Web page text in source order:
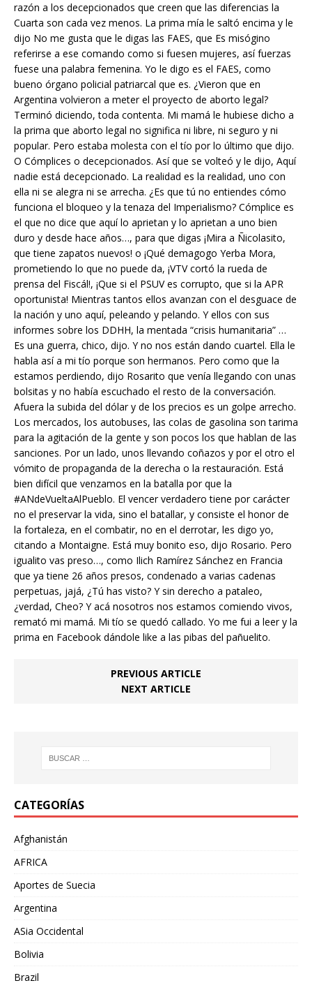
razón a los decepcionados que creen que las diferencias la
Cuarta son cada vez menos. La prima mía le saltó encima y le
dijo No me gusta que le digas las FAES, que Es misógino
referirse a ese comando como si fuesen mujeres, así fuerzas
fuese una palabra femenina. Yo le digo es el FAES, como
bueno órgano policial patriarcal que es. ¿Vieron que en
Argentina volvieron a meter el proyecto de aborto legal?
Terminó diciendo, toda contenta. Mi mamá le hubiese dicho a
la prima que aborto legal no significa ni libre, ni seguro y ni
popular. Pero estaba molesta con el tío por lo último que dijo.
O Cómplices o decepcionados. Así que se volteó y le dijo, Aquí
nadie está decepcionado. La realidad es la realidad, uno con
ella ni se alegra ni se arrecha. ¿Es que tú no entiendes cómo
funciona el bloqueo y la tenaza del Imperialismo? Cómplice es
el que no dice que aquí lo aprietan y lo aprietan a uno bien
duro y desde hace años…, para que digas ¡Mira a Ñicolasito,
que tiene zapatos nuevos! o ¡Qué demagogo Yerba Mora,
prometiendo lo que no puede da, ¡VTV cortó la rueda de
prensa del Fiscál!, ¡Que si el PSUV es corrupto, que si la APR
oportunista! Mientras tantos ellos avanzan con el desguace de
la nación y uno aquí, peleando y pelando. Y ellos con sus
informes sobre los DDHH, la mentada “crisis humanitaria” …
Es una guerra, chico, dijo. Y no nos están dando cuartel. Ella le
habla así a mi tío porque son hermanos. Pero como que la
estamos perdiendo, dijo Rosarito que venía llegando con unas
bolsitas y no había escuchado el resto de la conversación.
Afuera la subida del dólar y de los precios es un golpe arrecho.
Los mercados, los autobuses, las colas de gasolina son tarima
para la agitación de la gente y son pocos los que hablan de las
sanciones. Por un lado, unos llevando coñazos y por el otro el
vómito de propaganda de la derecha o la restauración. Está
bien difícil que venzamos en la batalla por que la
#ANdeVueltaAlPueblo. El vencer verdadero tiene por carácter
no el preservar la vida, sino el batallar, y consiste el honor de
la fortaleza, en el combatir, no en el derrotar, les digo yo,
citando a Montaigne. Está muy bonito eso, dijo Rosario. Pero
igualito vas preso…, como Ilich Ramírez Sánchez en Francia
que ya tiene 26 años presos, condenado a varias cadenas
perpetuas, jajá, ¿Tú has visto? Y sin derecho a pataleo,
¿verdad, Cheo? Y acá nosotros nos estamos comiendo vivos,
remató mi mamá. Mi tío se quedó callado. Yo me fui a leer y la
prima en Facebook dándole like a las pibas del pañuelito.
PREVIOUS ARTICLE
NEXT ARTICLE
CATEGORÍAS
Afghanistán
AFRICA
Aportes de Suecia
Argentina
ASia Occidental
Bolivia
Brazil